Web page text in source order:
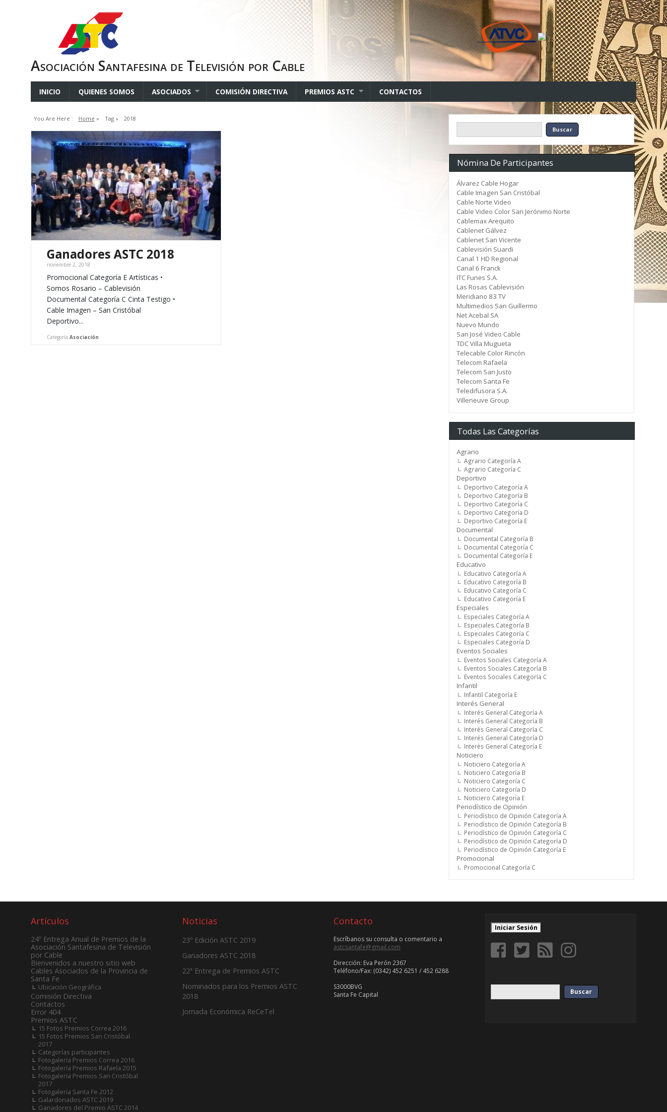
Asociación Santafesina de Televisión por Cable
INICIO QUIENES SOMOS ASOCIADOS COMISIÓN DIRECTIVA PREMIOS ASTC CONTACTOS
You Are Here : Home » Tag » 2018
Ganadores ASTC 2018
noviembre 2, 2018
Promocional Categoría E Artísticas •
Somos Rosario – Cablevisión
Documental Categoría C Cinta Testigo •
Cable Imagen – San Cristóbal
Deportivo...
Categoría Asociación
Nómina De Participantes
Álvarez Cable Hogar
Cable Imagen San Cristóbal
Cable Norte Video
Cable Video Color San Jerónimo Norte
Cablemax Arequito
Cablenet Gálvez
Cablenet San Vicente
Cablevisión Suardi
Canal 1 HD Regional
Canal 6 Franck
ITC Funes S.A.
Las Rosas Cablevisión
Meridiano 83 TV
Multimedios San Guillermo
Net Acebal SA
Nuevo Mundo
San José Video Cable
TDC Villa Mugueta
Telecable Color Rincón
Telecom Rafaela
Telecom San Justo
Telecom Santa Fe
Teledifusora S.A.
Villeneuve Group
Todas Las Categorías
Agrario
Agrario Categoría A
Agrario Categoría C
Deportivo
Deportivo Categoría A
Deportivo Categoría B
Deportivo Categoría C
Deportivo Categoría D
Deportivo Categoría E
Documental
Documental Categoría B
Documental Categoría C
Documental Categoría E
Educativo
Educativo Categoría A
Educativo Categoría B
Educativo Categoría C
Educativo Categoría E
Especiales
Especiales Categoría A
Especiales Categoría B
Especiales Categoría C
Especiales Categoría D
Eventos Sociales
Eventos Sociales Categoría A
Eventos Sociales Categoría B
Eventos Sociales Categoría C
Infantil
Infantil Categoría E
Interés General
Interés General Categoría A
Interés General Categoría B
Interés General Categoría C
Interés General Categoría D
Interés General Categoría E
Noticiero
Noticiero Categoría A
Noticiero Categoría B
Noticiero Categoría C
Noticiero Categoría D
Noticiero Categoría E
Periodístico de Opinión
Periodístico de Opinión Categoría A
Periodístico de Opinión Categoría B
Periodístico de Opinión Categoría C
Periodístico de Opinión Categoría D
Periodístico de Opinión Categoría E
Promocional
Promocional Categoría C
Artículos
24º Entrega Anual de Premios de la
Asociación Santafesina de Televisión
por Cable
Bienvenidos a nuestro sitio web
Cables Asociados de la Provincia de
Santa Fe
Ubicación Geográfica
Comisión Directiva
Contactos
Error 404
Premios ASTC
15 Fotos Premios Correa 2016
15 Fotos Premios San Cristóbal
2017
Categorías participantes
Fotogalería Premios Correa 2016
Fotogalería Premios Rafaela 2015
Fotogalería Premios San Cristóbal
2017
Fotogalería Santa Fe 2012
Galardonados ASTC 2019
Ganadores del Premio ASTC 2014
Noticias
23º Edición ASTC 2019
Ganadores ASTC 2018
22ª Entrega de Premios ASTC
Nominados para los Premios ASTC
2018
Jornada Económica ReCeTel
Contacto
Escríbanos su consulta o comentario a
astcsantafe@gmail.com
Dirección: Eva Perón 2367
Teléfono/Fax: (0342) 452 6251 / 452 6288
S3000BVG
Santa Fe Capital
Iniciar Sesión